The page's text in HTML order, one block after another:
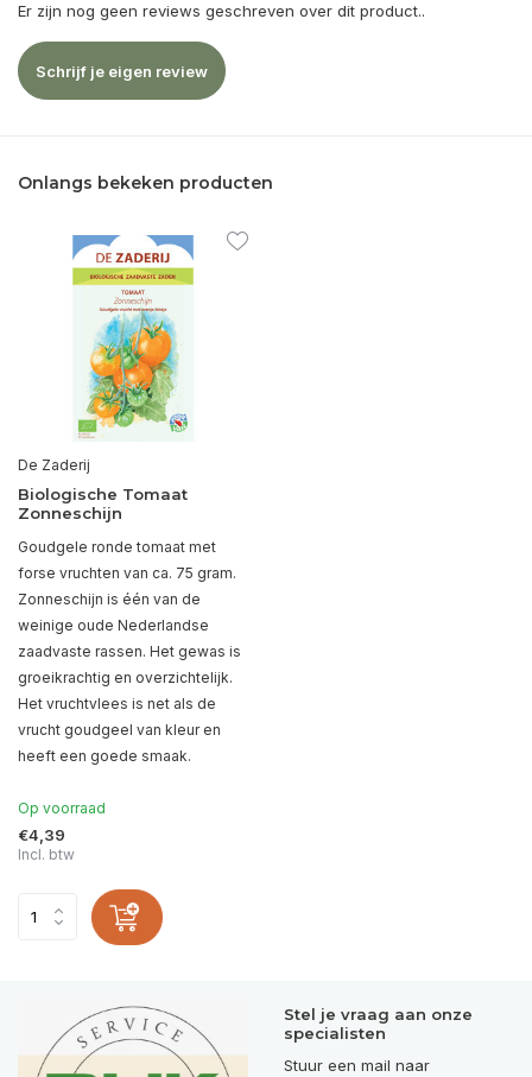
Er zijn nog geen reviews geschreven over dit product..
Schrijf je eigen review
Onlangs bekeken producten
De Zaderij
Biologische Tomaat
Zonneschijn
Goudgele ronde tomaat met
forse vruchten van ca. 75 gram.
Zonneschijn is één van de
weinige oude Nederlandse
zaadvaste rassen. Het gewas is
groeikrachtig en overzichtelijk.
Het vruchtvlees is net als de
vrucht goudgeel van kleur en
heeft een goede smaak.
Op voorraad
€4,39
Incl. btw
Stel je vraag aan onze
specialisten
Stuur een mail naar